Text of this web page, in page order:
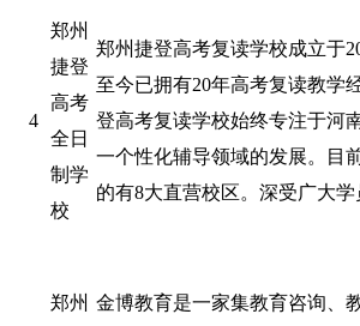
4
郑州
捷登
高考
全日
制学
校
郑州捷登高考复读学校成立于
至今已拥有20年高考复读教学
登高考复读学校始终专注于河
一个性化辅导领域的发展。目
的有8大直营校区。深受广大学
郑州 金博教育是一家集教育咨询、